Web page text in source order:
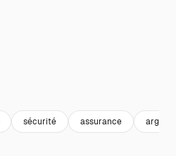
sécurité assurance argent